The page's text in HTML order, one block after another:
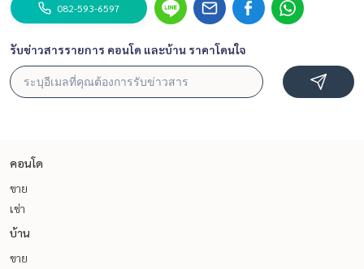
082-593-6597
รับข่าวสารรายการ คอนโด และบ้าน ราคาโดนใจ
คอนโด
ขาย
เช่า
บ้าน
ขาย